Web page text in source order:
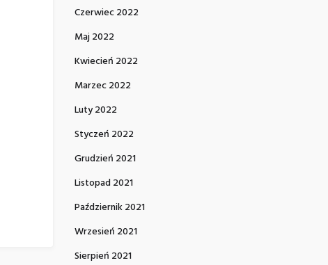
Czerwiec 2022
Maj 2022
Kwiecień 2022
Marzec 2022
Luty 2022
Styczeń 2022
Grudzień 2021
Listopad 2021
Październik 2021
Wrzesień 2021
Sierpień 2021